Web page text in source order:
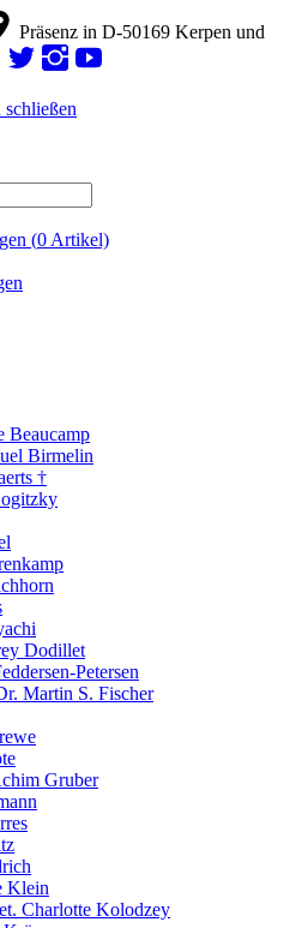
Präsenz in D-50169 Kerpen und
(0 Artikel)
Beaucamp
Birmelin
†
Dodillet
Petersen
Martin S. Fischer
Gruber
Klein
Charlotte Kolodzey